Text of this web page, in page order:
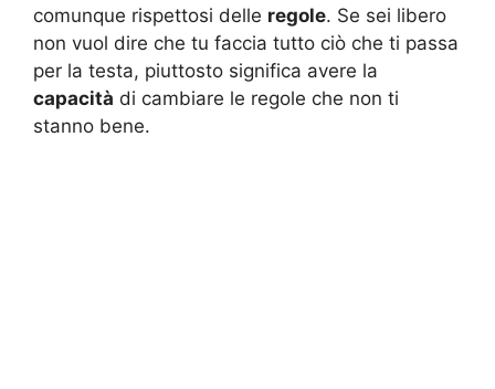
comunque rispettosi delle regole. Se sei libero
non vuol dire che tu faccia tutto ciò che ti passa
per la testa, piuttosto significa avere la
capacità di cambiare le regole che non ti
stanno bene.